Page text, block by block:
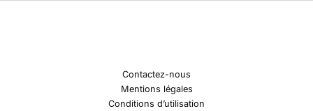
Contactez-nous
Mentions légales
Conditions d’utilisation